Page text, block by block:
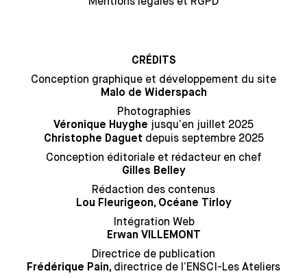
CRÉDITS
Conception graphique et développement du site
Malo de Widerspach
Photographies
Véronique Huyghe jusqu’en juillet 2025
Christophe Daguetdepuis septembre 2025
Conception éditoriale et rédacteur en chef
Gilles Belley
Rédaction des contenus
Lou Fleurigeon, Océane Tirloy
Intégration Web
Erwan VILLEMONT
Directrice de publication
Frédérique Pain, directrice de l’ENSCI-Les Ateliers